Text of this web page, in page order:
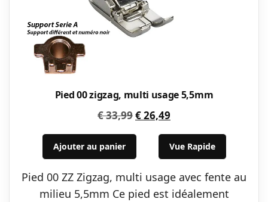
Pied 00 zigzag, multi usage 5,5mm
€33,99Le
prix
était :
€ 33,99.
€26,49
prix
actuel
est :
€ 26,49.
Ajouter au panier Vue Rapide
Pied 00 ZZ Zigzag, multi usage avec fente au
milieu 5,5mm Ce pied est idéalement